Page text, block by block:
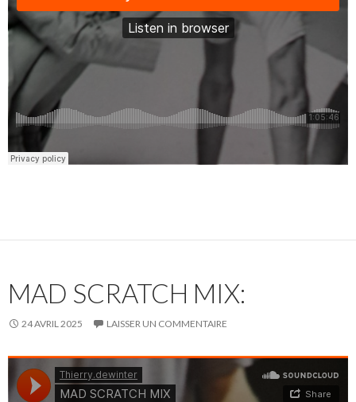
MAD SCRATCH MIX:
24 AVRIL 2025 LAISSER UN COMMENTAIRE